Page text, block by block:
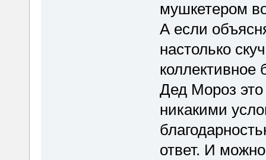
мушкетером
А если
настолько
коллективное
Дед Мороз это
никакими
ответ. И